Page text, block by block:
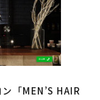
「MEN’S HAIR